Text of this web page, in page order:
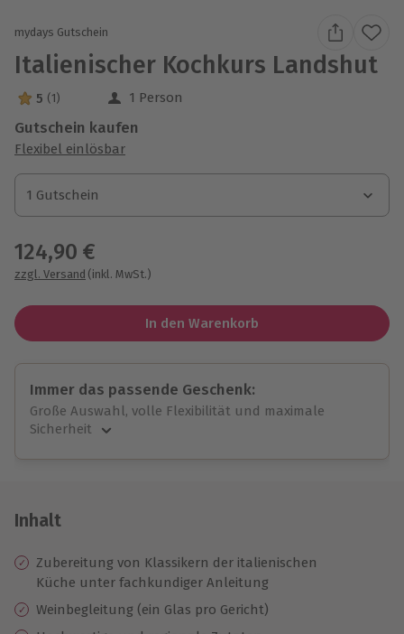
mydays Gutschein
Italienischer Kochkurs Landshut
5 Sterne von 5 aus 1 Bewertungen
5 (1) 1 Person
Gutschein kaufen
Flexibel einlösbar
1 Gutschein
1 Gutschein
1 Gutschein
124,90 €
zzgl. Versand (inkl. MwSt.)
In den Warenkorb
Immer das passende Geschenk:
Große Auswahl, volle Flexibilität und maximale
Sicherheit
Jeder Gutschein für alle Erlebnisse einlösbar.
10 Jahre gültig & verlängerbar.
Inhalt
Zubereitung von Klassikern der italienischen
Küche unter fachkundiger Anleitung
Weinbegleitung (ein Glas pro Gericht)